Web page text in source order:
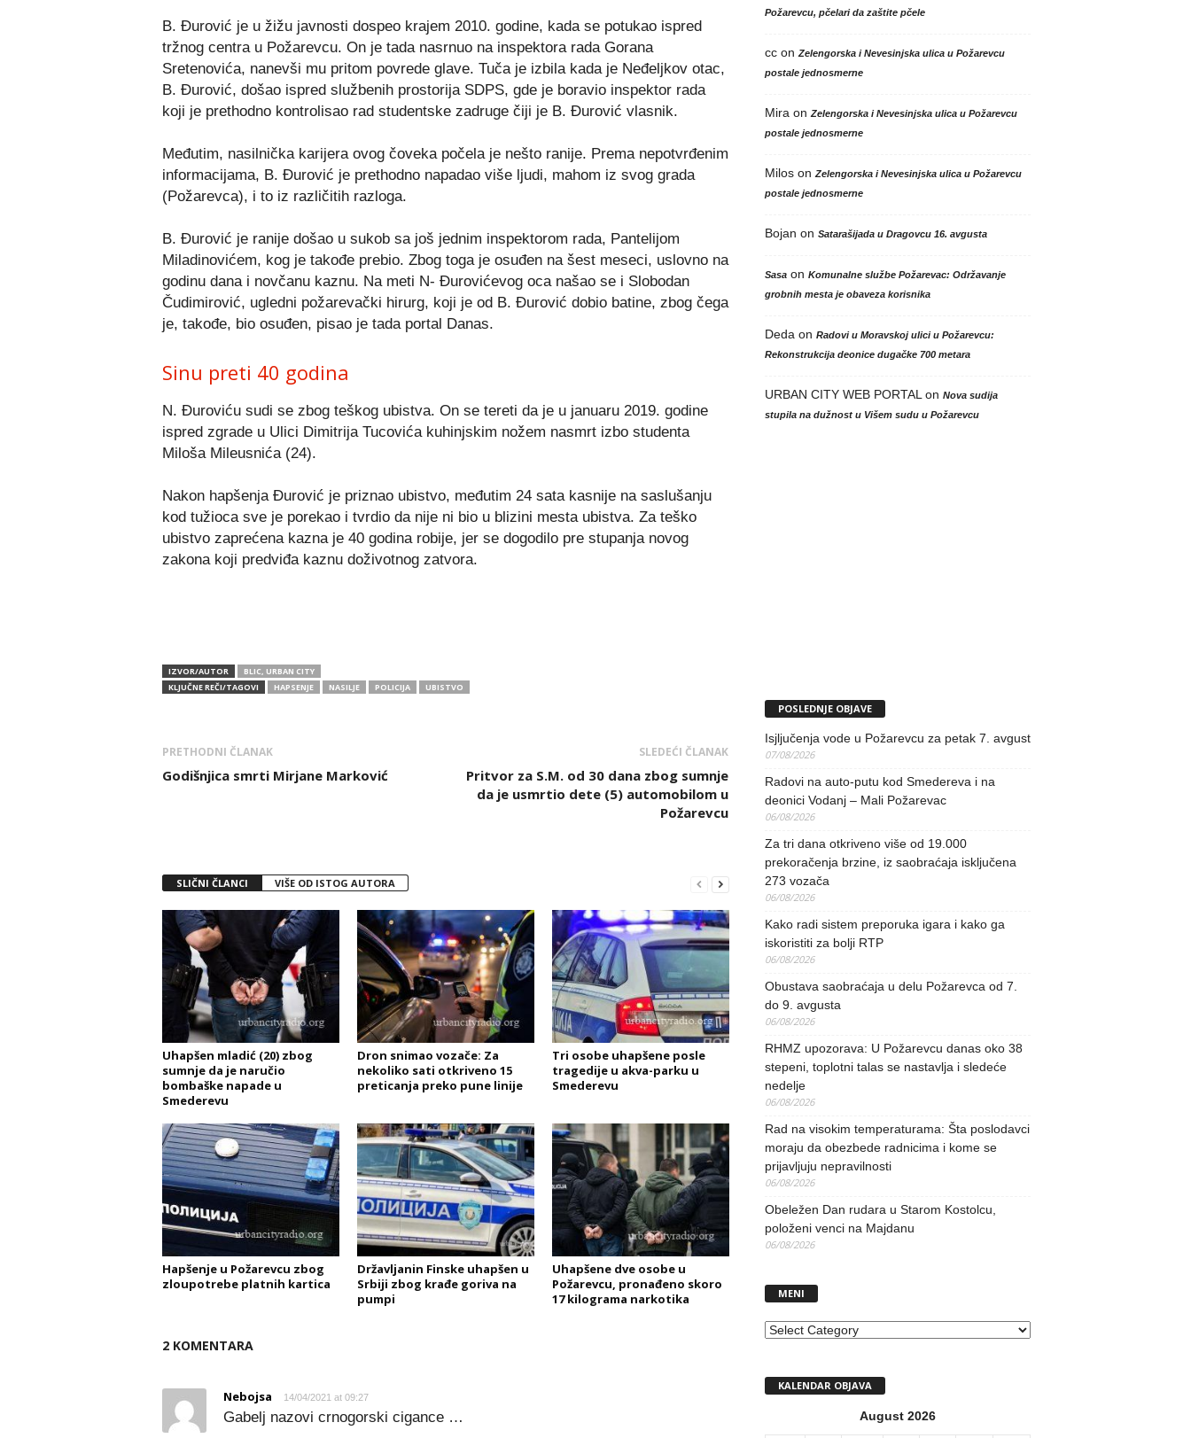
B. Đurović je u žižu javnosti dospeo krajem 2010. godine, kada se potukao ispred
tržnog centra u Požarevcu. On je tada nasrnuo na inspektora rada Gorana
Sretenovića, nanevši mu pritom povrede glave. Tuča je izbila kada je Neđeljkov otac,
B. Đurović, došao ispred službenih prostorija SDPS, gde je boravio inspektor rada
koji je prethodno kontrolisao rad studentske zadruge čiji je B. Đurović vlasnik.
Međutim, nasilnička karijera ovog čoveka počela je nešto ranije. Prema nepotvrđenim
informacijama, B. Đurović je prethodno napadao više ljudi, mahom iz svog grada
(Požarevca), i to iz različitih razloga.
B. Đurović je ranije došao u sukob sa još jednim inspektorom rada, Pantelijom
Miladinovićem, kog je takođe prebio. Zbog toga je osuđen na šest meseci, uslovno na
godinu dana i novčanu kaznu. Na meti N- Đurovićevog oca našao se i Slobodan
Čudimirović, ugledni požarevački hirurg, koji je od B. Đurović dobio batine, zbog čega
je, takođe, bio osuđen, pisao je tada portal Danas.
Sinu preti 40 godina
N. Đuroviću sudi se zbog teškog ubistva. On se tereti da je u januaru 2019. godine
ispred zgrade u Ulici Dimitrija Tucovića kuhinjskim nožem nasmrt izbo studenta
Miloša Mileusnića (24).
Nakon hapšenja Đurović je priznao ubistvo, međutim 24 sata kasnije na saslušanju
kod tužioca sve je porekao i tvrdio da nije ni bio u blizini mesta ubistva. Za teško
ubistvo zaprećena kazna je 40 godina robije, jer se dogodilo pre stupanja novog
zakona koji predviđa kaznu doživotnog zatvora.
IZVOR/AUTOR
BLIC, URBAN CITY
KLJUČNE REČI/TAGOVI
HAPSENJE NASILJE POLICIJA UBISTVO
PRETHODNI ČLANAK
Godišnjica smrti Mirjane Marković
SLEDEĆI ČLANAK
Pritvor za S.M. od 30 dana zbog sumnje
da je usmrtio dete (5) automobilom u
Požarevcu
SLIČNI ČLANCI VIŠE OD ISTOG AUTORA
Uhapšen mladić (20) zbog
sumnje da je naručio
bombaške napade u
Smederevu
Dron snimao vozače: Za
nekoliko sati otkriveno 15
preticanja preko pune linije
Tri osobe uhapšene posle
tragedije u akva-parku u
Smederevu
Hapšenje u Požarevcu zbog
zloupotrebe platnih kartica
Državljanin Finske uhapšen u
Srbiji zbog krađe goriva na
pumpi
Uhapšene dve osobe u
Požarevcu, pronađeno skoro
17 kilograma narkotika
2 KOMENTARA
Nebojsa 14/04/2021 at 09:27
Gabelj nazovi crnogorski cigance …
Požarevcu, pčelari da zaštite pčele
ccon Zelengorska i Nevesinjska ulica u Požarevcu
postale jednosmerne
Mira on Zelengorska i Nevesinjska ulica u Požarevcu
postale jednosmerne
Miloson Zelengorska i Nevesinjska ulica u Požarevcu
postale jednosmerne
Bojan on Satarašijada u Dragovcu 16. avgusta
Sasaon Komunalne službe Požarevac: Održavanje
grobnih mesta je obaveza korisnika
Deda on Radovi u Moravskoj ulici u Požarevcu:
Rekonstrukcija deonice dugačke 700 metara
URBAN CITY WEB PORTAL on Nova sudija
stupila na dužnost u Višem sudu u Požarevcu
POSLEDNJE OBJAVE
Isjljučenja vode u Požarevcu za petak 7. avgust
07/08/2026
Radovi na auto-putu kod Smedereva i na
deonici Vodanj – Mali Požarevac
06/08/2026
Za tri dana otkriveno više od 19.000
prekoračenja brzine, iz saobraćaja isključena
273 vozača
06/08/2026
Kako radi sistem preporuka igara i kako ga
iskoristiti za bolji RTP
06/08/2026
Obustava saobraćaja u delu Požarevca od 7.
do 9. avgusta
06/08/2026
RHMZ upozorava: U Požarevcu danas oko 38
stepeni, toplotni talas se nastavlja i sledeće
nedelje
06/08/2026
Rad na visokim temperaturama: Šta poslodavci
moraju da obezbede radnicima i kome se
prijavljuju nepravilnosti
06/08/2026
Obeležen Dan rudara u Starom Kostolcu,
položeni venci na Majdanu
06/08/2026
MENI
MENI
KALENDAR OBJAVA
August 2026